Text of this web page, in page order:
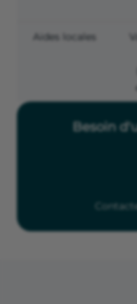
Aides locales
Besoin